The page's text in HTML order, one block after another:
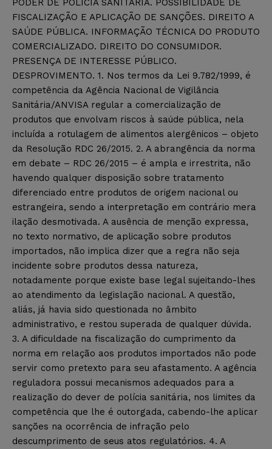
FISCALIZAÇÃO E APLICAÇÃO DE SANÇÕES. DIREITO A
SAÚDE PÚBLICA. INFORMAÇÃO TÉCNICA DO PRODUTO
COMERCIALIZADO. DIREITO DO CONSUMIDOR.
PRESENÇA DE INTERESSE PÚBLICO.
DESPROVIMENTO. 1. Nos termos da Lei 9.782/1999, é
competência da Agência Nacional de Vigilância
Sanitária/ANVISA regular a comercialização de
produtos que envolvam riscos à saúde pública, nela
incluída a rotulagem de alimentos alergênicos – objeto
da Resolução RDC 26/2015. 2. A abrangência da norma
em debate – RDC 26/2015 – é ampla e irrestrita, não
havendo qualquer disposição sobre tratamento
diferenciado entre produtos de origem nacional ou
estrangeira, sendo a interpretação em contrário mera
ilação desmotivada. A ausência de menção expressa,
no texto normativo, de aplicação sobre produtos
importados, não implica dizer que a regra não seja
incidente sobre produtos dessa natureza,
notadamente porque existe base legal sujeitando-lhes
ao atendimento da legislação nacional. A questão,
aliás, já havia sido questionada no âmbito
administrativo, e restou superada de qualquer dúvida.
3. A dificuldade na fiscalização do cumprimento da
norma em relação aos produtos importados não pode
servir como pretexto para seu afastamento. A agência
reguladora possui mecanismos adequados para a
realização do dever de polícia sanitária, nos limites da
competência que lhe é outorgada, cabendo-lhe aplicar
sanções na ocorrência de infração pelo
descumprimento de seus atos regulatórios. 4. A